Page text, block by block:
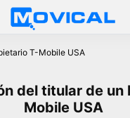
T-Mobile USA
del titular de un
Mobile USA